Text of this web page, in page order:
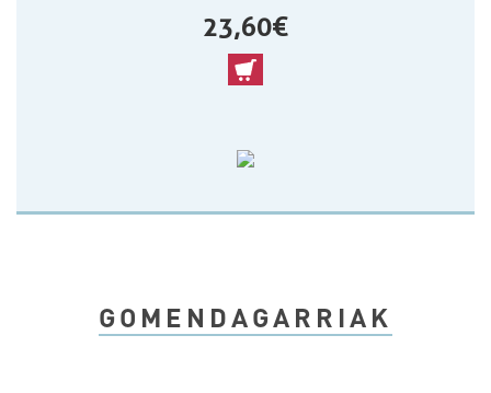
23,60 €
GOMENDAGARRIAK